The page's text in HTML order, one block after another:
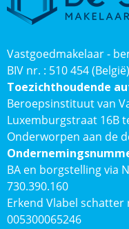
Vastgoedmakelaar -
BIV nr. : 510 454 (België)
Toezichthoudende
Beroepsinstituut van
Luxemburgstraat 16B
Onderworpen aan de
BA en borgstelling via
730.390.160
Erkend Vlabel
005300065246